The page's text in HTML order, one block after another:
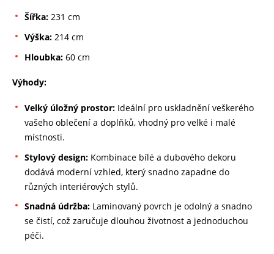
Šířka: 231 cm
Výška: 214 cm
Hloubka: 60 cm
Výhody:
Velký úložný prostor: Ideální pro uskladnění veškerého
vašeho oblečení a doplňků, vhodný pro velké i malé
místnosti.
Stylový design: Kombinace bílé a dubového dekoru
dodává moderní vzhled, který snadno zapadne do
různých interiérových stylů.
Snadná údržba: Laminovaný povrch je odolný a snadno
se čistí, což zaručuje dlouhou životnost a jednoduchou
péči.